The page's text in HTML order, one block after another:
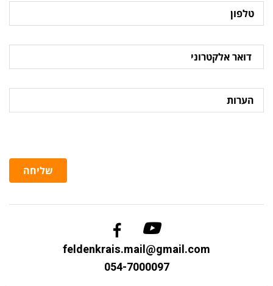
טלפון
אלקטרוני
הערות
שליחה
feldenkrais.mail@gmail.com
054-7000097